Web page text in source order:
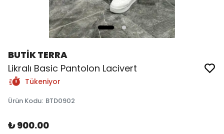
BUTİK TERRA
Likralı Basic Pantolon Lacivert
Tükeniyor
Ürün Kodu: BTD0902
₺ 900.00